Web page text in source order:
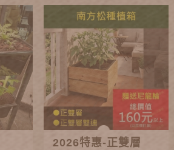
2026特惠-正雙層